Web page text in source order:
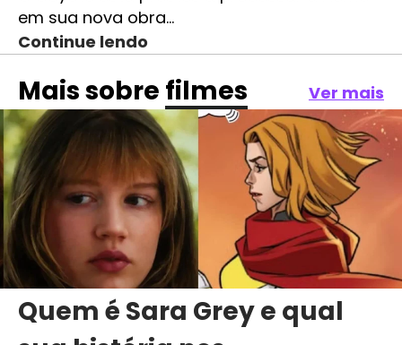
em sua nova obra…
Continue lendo
Mais sobre filmes Ver mais
Quem é Sara Grey e qual